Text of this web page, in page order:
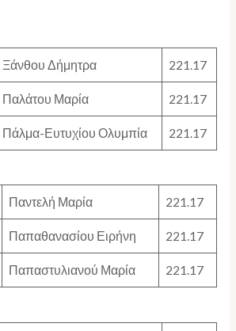
Ξάνθου Δήμητρα 221.17
Παλάτου Μαρία 221.17
Πάλμα-Ευτυχίου Ολυμπία
221.17
Παντελή Μαρία 221.17
Παπαθανασίου Ειρήνη 221.17
Παπαστυλιανού Μαρία
221.17